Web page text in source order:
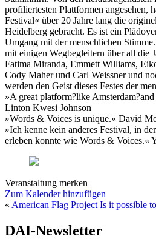
profiliertesten Plattformen angesehen,
Festival« über 20 Jahre lang die
Heidelberg gebracht. Es ist ein
Umgang mit der menschlichen
mit einigen Wegbegleitern über all die
Fatima Miranda, Emmett Williams,
Cody Maher und Carl Weissner und
werden den Geist dieses Festes der
»A great platform?like Amsterdam?and
Linton Kwesi Johnson
»Words & Voices is unique.« David
»Ich kenne kein anderes Festival, in
erleben konnte wie Words & Voices.«
Veranstaltung merken
Zum Kalender hinzufügen
« American Flag Project Is it possible
DAI-Newsletter